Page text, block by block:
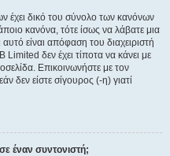
έχει δικό του σύνολο των κανόνων
κανόνα, τότε ίσως να λάβατε μια
είναι απόφαση του διαχειριστή
δεν έχει τίποτα να κάνει με
Επικοινωνήστε με τον
δεν είστε σίγουρος (-η) γιατί
έναν συντονιστή;